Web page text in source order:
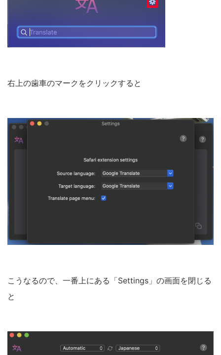
右上の歯車のマークをクリックすると
こうなるので、一番上にある「Settings」の画面を閉じる
と